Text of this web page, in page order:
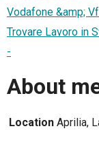
Vodafone &amp;
Trovare Lavoro in
-
About
Location Aprilia,